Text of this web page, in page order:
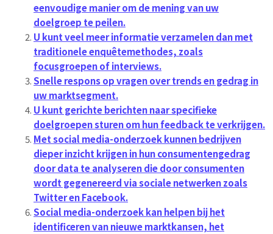
eenvoudige manier om de mening van uw
doelgroep te peilen.
U kunt veel meer informatie verzamelen dan met
traditionele enquêtemethodes, zoals
focusgroepen of interviews.
Snelle respons op vragen over trends en gedrag in
uw marktsegment.
U kunt gerichte berichten naar specifieke
doelgroepen sturen om hun feedback te verkrijgen.
Met social media-onderzoek kunnen bedrijven
dieper inzicht krijgen in hun consumentengedrag
door data te analyseren die door consumenten
wordt gegenereerd via sociale netwerken zoals
Twitter en Facebook.
Social media-onderzoek kan helpen bij het
identificeren van nieuwe marktkansen, het